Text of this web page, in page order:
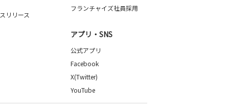
リリース
フランチャイズ社員採用
アプリ・SNS
公式アプリ
Facebook
X(Twitter)
YouTube